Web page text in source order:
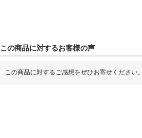
この商品に対するお客様の声
この商品に対するご感想をぜひお寄せください。